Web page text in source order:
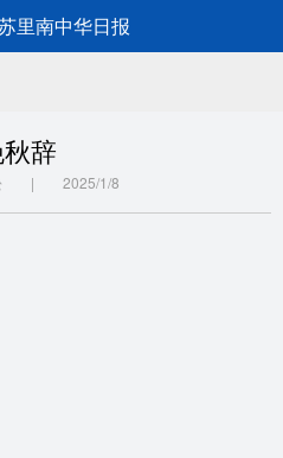
里南中华日报
辞
松 | 2025/1/8